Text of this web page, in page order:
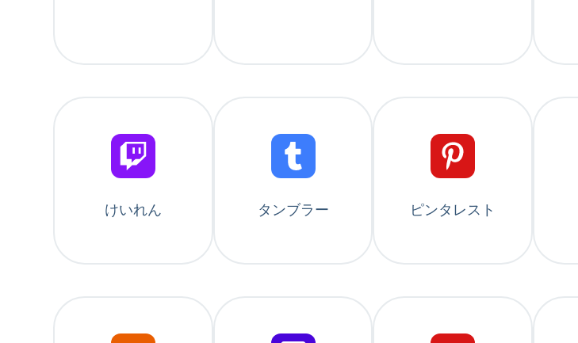
けいれん タンブラー ピンタレスト